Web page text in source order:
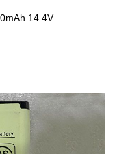
14.4V